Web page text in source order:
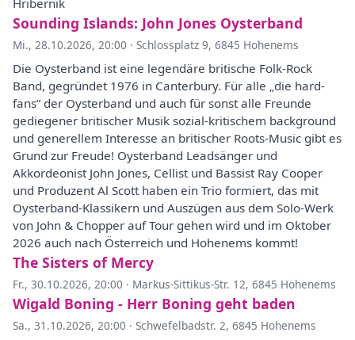
Hribernik
Sounding Islands: John Jones Oysterband
Mi., 28.10.2026, 20:00 · Schlossplatz 9, 6845 Hohenems
Die Oysterband ist eine legendäre britische Folk-Rock
Band, gegründet 1976 in Canterbury. Für alle „die hard-
fans” der Oysterband und auch für sonst alle Freunde
gediegener britischer Musik sozial-kritischem background
und generellem Interesse an britischer Roots-Music gibt es
Grund zur Freude! Oysterband Leadsänger und
Akkordeonist John Jones, Cellist und Bassist Ray Cooper
und Produzent Al Scott haben ein Trio formiert, das mit
Oysterband-Klassikern und Auszügen aus dem Solo-Werk
von John & Chopper auf Tour gehen wird und im Oktober
2026 auch nach Österreich und Hohenems kommt!
The Sisters of Mercy
Fr., 30.10.2026, 20:00 · Markus-Sittikus-Str. 12, 6845 Hohenems
Wigald Boning - Herr Boning geht baden
Sa., 31.10.2026, 20:00 · Schwefelbadstr. 2, 6845 Hohenems